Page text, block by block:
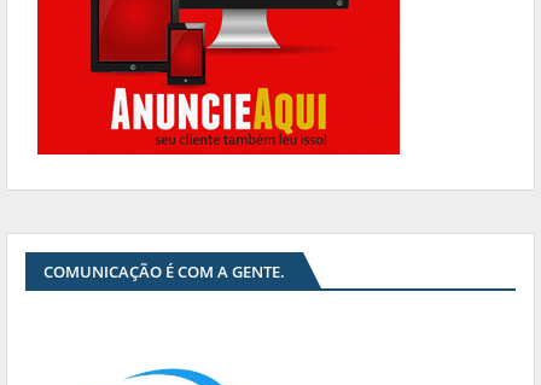
COMUNICAÇÃO É COM A GENTE.